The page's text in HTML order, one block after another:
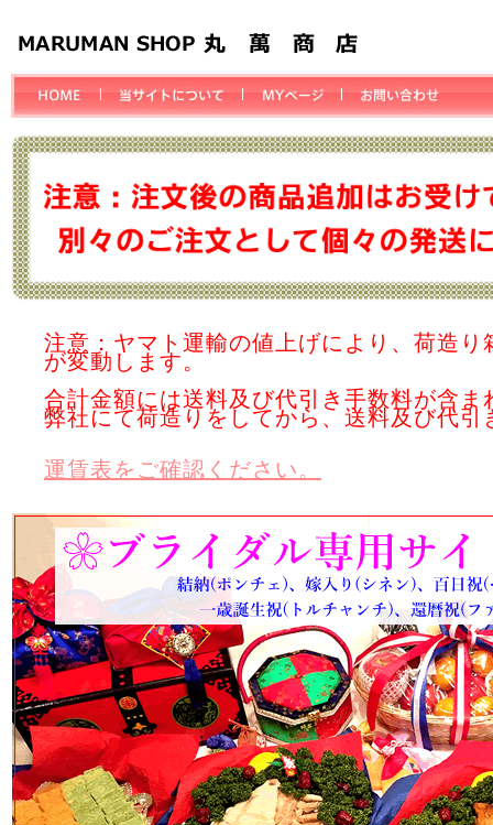
注意：ヤマト運輸の値上げにより、荷造
が変動します。
合計金額には送料及び代引き手数料が含ま
弊社にて荷造りをしてから、送料及び代
運賃表をご確認ください。